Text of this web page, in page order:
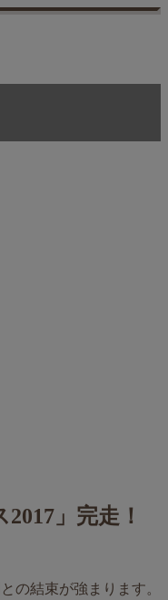
」完走！
の結束が強まります。